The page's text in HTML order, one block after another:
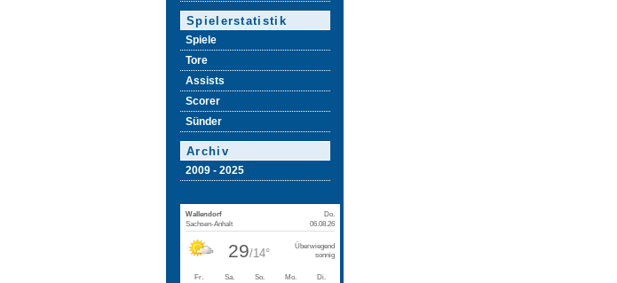
Spielerstatistik
Spiele
Tore
Assists
Scorer
Sünder
Archiv
2009 - 2025